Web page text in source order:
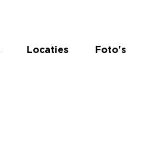
Locaties Foto's